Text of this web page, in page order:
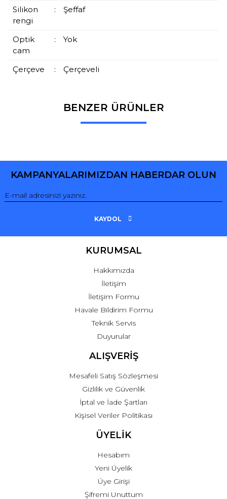
Silikon
rengi
: Şeffaf
Optik
cam
: Yok
Çerçeve : Çerçeveli
BENZER ÜRÜNLER
KAMPANYALARIMIZDAN HABERDAR OLUN
KAYDOL
KURUMSAL
Hakkımızda
İletişim
İletişim Formu
Havale Bildirim Formu
Teknik Servis
Duyurular
ALIŞVERİŞ
Mesafeli Satış Sözleşmesi
Gizlilik ve Güvenlik
İptal ve İade Şartları
Kişisel Veriler Politikası
ÜYELİK
Hesabım
Yeni Üyelik
Üye Girişi
Şifremi Unuttum